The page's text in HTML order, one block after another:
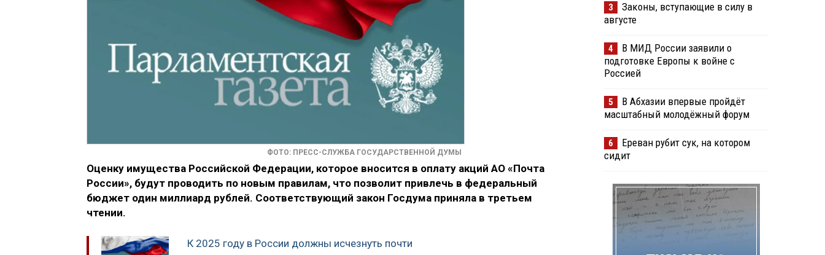
ФОТО: ПРЕСС-СЛУЖБА ГОСУДАРСТВЕННОЙ ДУМЫ
Оценку имущества Российской Федерации, которое вносится в оплату акций АО «Почта
России», будут проводить по новым правилам, что позволит привлечь в федеральный
бюджет один миллиард рублей. Соответствующий закон Госдума приняла в третьем
чтении.
К 2025 году в России должны исчезнуть почти
3
Законы, вступающие в силу в
августе
4
В МИД России заявили о
подготовке Европы к войне с
Россией
5
В Абхазии впервые пройдёт
масштабный молодёжный форум
6
Ереван рубит сук, на котором
сидит